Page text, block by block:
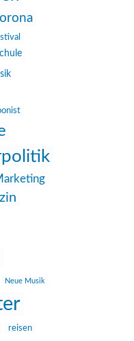
Neue Musik
reisen